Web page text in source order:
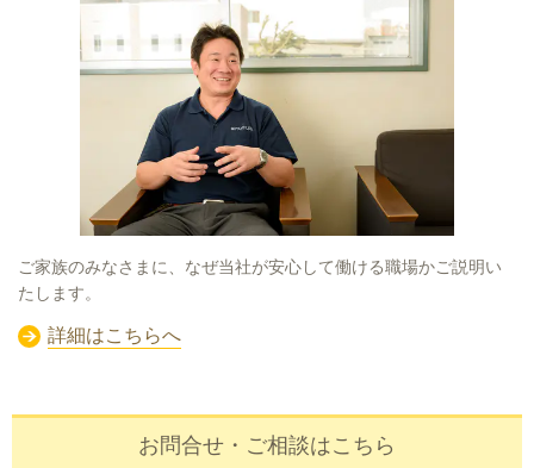
ご家族のみなさまに、なぜ当社が安心して働ける職場かご説明い
たします。
詳細はこちらへ
お問合せ・ご相談はこちら